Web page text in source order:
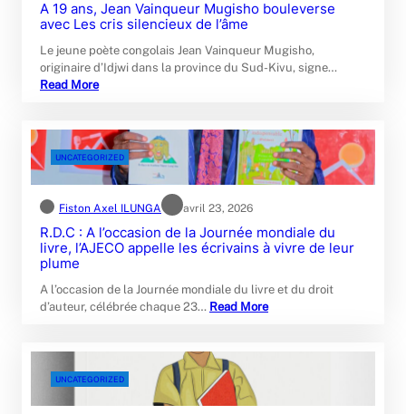
A 19 ans, Jean Vainqueur Mugisho bouleverse
avec Les cris silencieux de l’âme
Le jeune poète congolais Jean Vainqueur Mugisho,
originaire d’Idjwi dans la province du Sud-Kivu, signe…
Read More
UNCATEGORIZED
Fiston Axel ILUNGA avril 23, 2026
R.D.C : A l’occasion de la Journée mondiale du
livre, l’AJECO appelle les écrivains à vivre de leur
plume
A l’occasion de la Journée mondiale du livre et du droit
d’auteur, célébrée chaque 23… Read More
UNCATEGORIZED